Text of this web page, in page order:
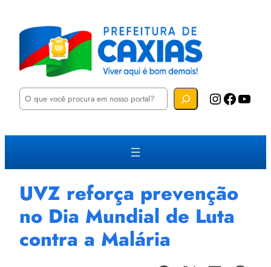
P
u
a
Instagram Facebook YouTube
UVZ reforça prevenção
no Dia Mundial de Luta
contra a Malária